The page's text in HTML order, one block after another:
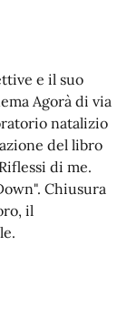
e il suo
Agorà di via
natalizio
del libro
di me.
Chiusura
il